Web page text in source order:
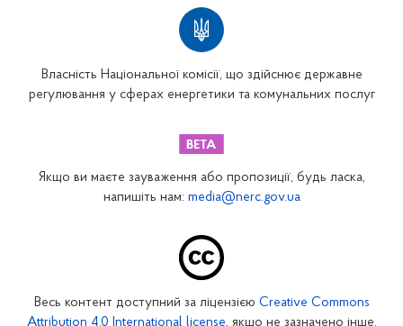
Власність Національної комісії, що здійснює державне
регулювання у сферах енергетики та комунальних послуг
Якщо ви маєте зауваження або пропозиції, будь ласка,
напишіть нам: media@nerc.gov.ua
Весь контент доступний за ліцензією Creative Commons
Attribution 4.0 International license, якщо не зазначено інше.